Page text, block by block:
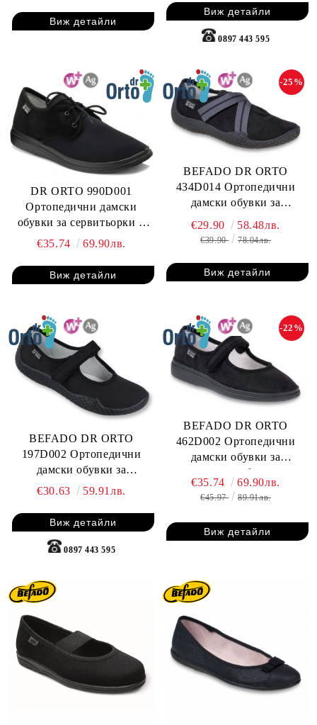
Виж детайли
Виж детайли
0897 443 595
DR ORTO 990D001
Ортопедични дамски
обувки за сервитьорки и
барманки, стреч серия с
€35.74 69.90лв.
Виж детайли
BEFADO DR ORTO
434D014 Ортопедични
дамски обувки за
сервитьорки и барманки
-25%
€29.90 58.48лв.
€39.90 78.04лв.
Виж детайли
BEFADO DR ORTO
197D002 Ортопедични
дамски обувки за
сервитьорки и барманки с
€30.63 59.91лв.
Виж детайли
0897 443 595
BEFADO DR ORTO
462D002 Ортопедични
дамски обувки за
сервитьорки и барманки с
каишка за широк крак
-22%
€35.74 69.90лв.
€45.97 89.91лв.
Виж детайли